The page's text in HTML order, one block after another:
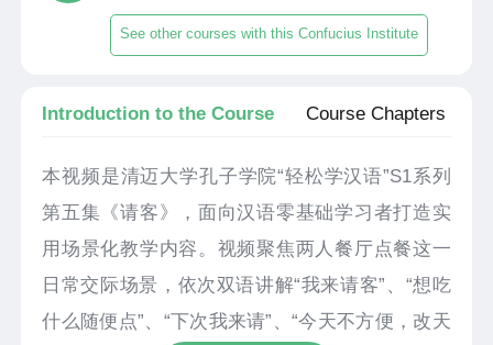
See other courses with this Confucius Institute
Introduction to the Course Course Chapters
本视频是清迈大学孔子学院“轻松学汉语”S1系列
第五集《请客》，面向汉语零基础学习者打造实
用场景化教学内容。视频聚焦两人餐厅点餐这一
日常交际场景，依次双语讲解“我来请客”、“想吃
什么随便点”、“下次我来请”、“今天不方便，改天